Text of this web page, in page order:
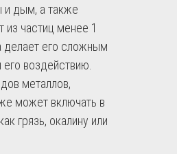
и дым, а также
из частиц менее 1
делает его сложным
воздействию.
металлов,
может включать в
грязь, окалину или